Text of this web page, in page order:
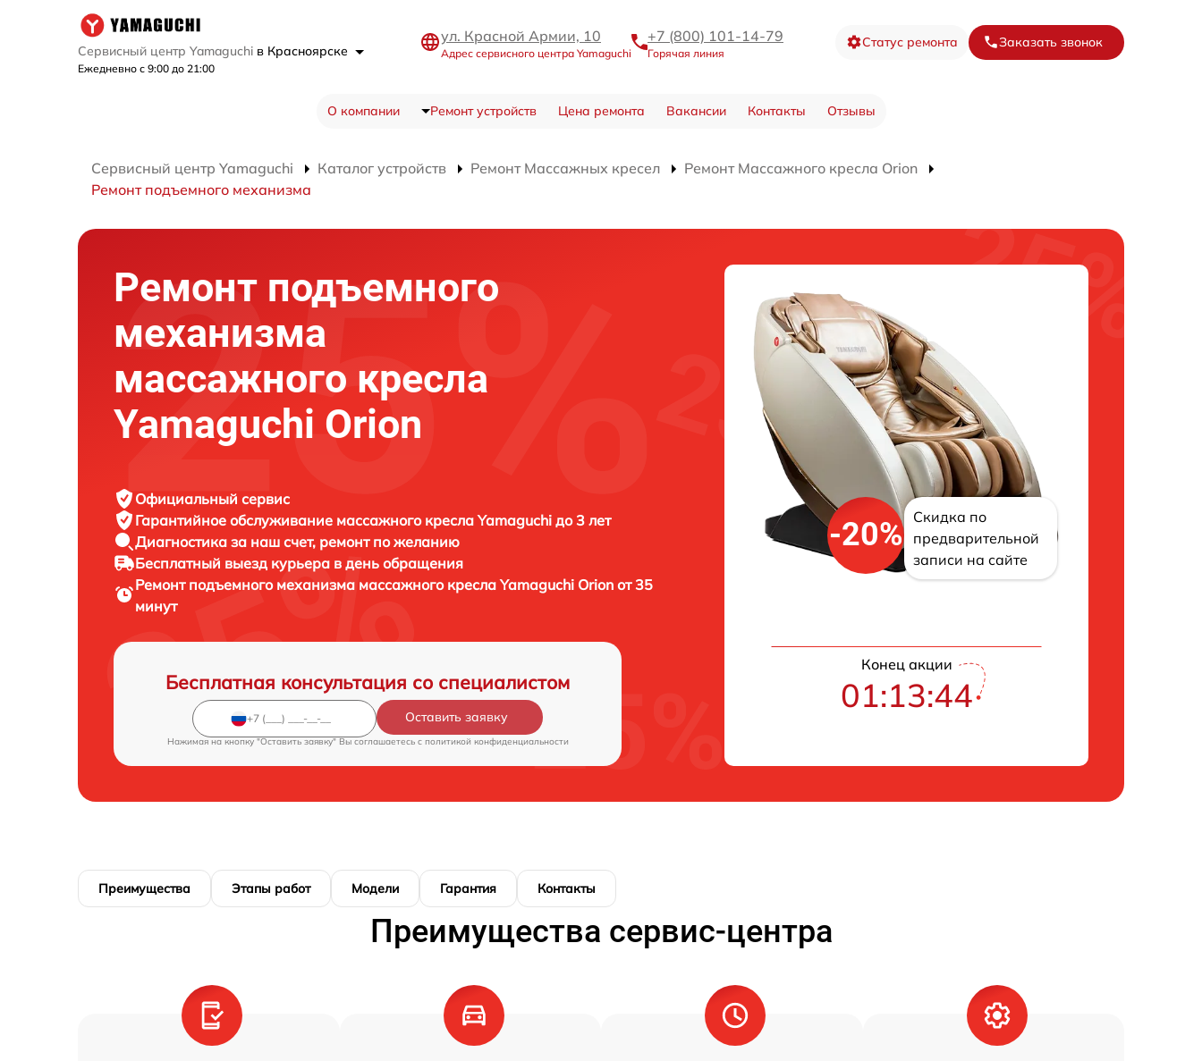
Сервисный центр Yamaguchi в Красноярске
Ежедневно с 9:00 до 21:00
ул. Красной Армии, 10
Адрес сервисного центра Yamaguchi
+7 (800) 101-14-79
Горячая линия
Статус ремонта Заказать звонок
О компании Ремонт устройств Цена ремонта Вакансии Контакты Отзывы
Сервисный центр Yamaguchi Каталог устройств Ремонт Массажных кресел
Ремонт Массажного кресла Orion
Ремонт подъемного механизма
Ремонт подъемного
механизма
массажного кресла
Yamaguchi Orion
Официальный сервис
Гарантийное обслуживание массажного кресла Yamaguchi до 3 лет
Диагностика за наш счет, ремонт по желанию
Бесплатный выезд курьера в день обращения
Ремонт подъемного механизма массажного креслаYamaguchi Orion от 35
минут
Бесплатная консультация со специалистом
Оставить заявку
Нажимая на кнопку "Оставить заявку" Вы соглашаетесь c политикой конфиденциальности
-20%
Скидка по
предварительной
записи на сайте
Конец акции
01:13:43
Преимущества Этапы работ Модели Гарантия Контакты
Преимущества сервис-центра